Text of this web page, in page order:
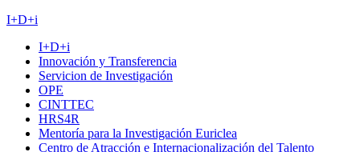
I+D+i
I+D+i
Innovación y Transferencia
Servicion de Investigación
OPE
CINTTEC
HRS4R
Mentoría para la Investigación Euriclea
Centro de Atracción e Internacionalización del Talento